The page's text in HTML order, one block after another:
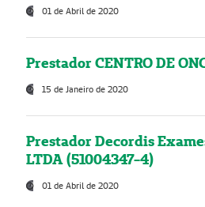
01 de Abril de 2020
Prestador CENTRO DE
15 de Janeiro de 2020
Prestador Decordis
LTDA (51004347-4)
01 de Abril de 2020